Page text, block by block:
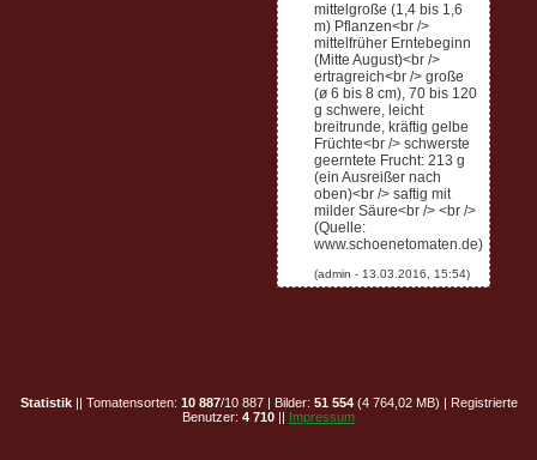
mittelgroße (1,4 bis 1,6
m) Pflanzen<br />
mittelfrüher Erntebeginn
(Mitte August)<br />
ertragreich<br /> große
(ø 6 bis 8 cm), 70 bis 120
g schwere, leicht
breitrunde, kräftig gelbe
Früchte<br /> schwerste
geerntete Frucht: 213 g
(ein Ausreißer nach
oben)<br /> saftig mit
milder Säure<br /> <br />
(Quelle:
www.schoenetomaten.de)
Statistik|| Tomatensorten: 10 887/10 887 | Bilder: 51 554(4 764,02 MB) | Registrierte
Benutzer: 4 710 || Impressum